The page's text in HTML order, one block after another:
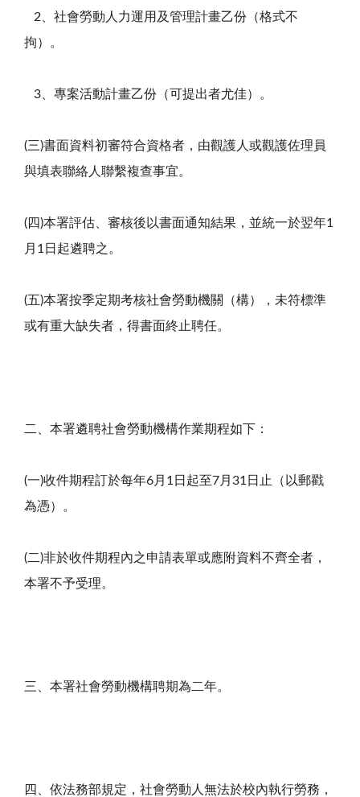
2、社會勞動人力運用及管理計畫乙份（格式不
拘）。
3、專案活動計畫乙份（可提出者尤佳）。
(三)書面資料初審符合資格者，由觀護人或觀護佐理員
與填表聯絡人聯繫複查事宜。
(四)本署評估、審核後以書面通知結果，並統一於翌年1
月1日起遴聘之。
(五)本署按季定期考核社會勞動機關（構），未符標準
或有重大缺失者，得書面終止聘任。
二、本署遴聘社會勞動機構作業期程如下：
(一)收件期程訂於每年6月1日起至7月31日止（以郵戳
為憑）。
(二)非於收件期程內之申請表單或應附資料不齊全者，
本署不予受理。
三、本署社會勞動機構聘期為二年。
四、依法務部規定，社會勞動人無法於校內執行勞務，